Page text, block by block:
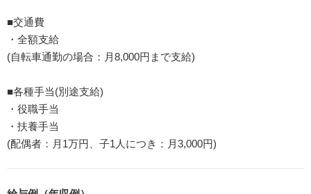
■交通費
・全額支給
(自転車通勤の場合：月8,000円まで支給)
■各種手当(別途支給)
・役職手当
・扶養手当
(配偶者：月1万円、子1人につき：月3,000円)